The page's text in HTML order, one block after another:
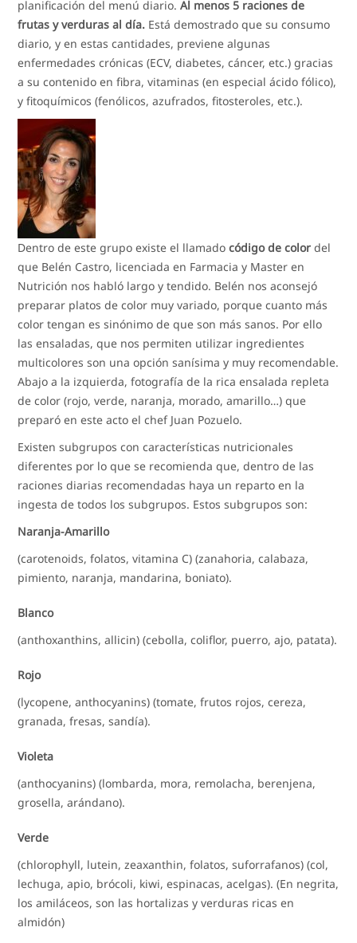
planificación del menú diario.Al menos 5 raciones de
frutas y verduras al día. Está demostrado que su consumo
diario, y en estas cantidades, previene algunas
enfermedades crónicas (ECV, diabetes, cáncer, etc.) gracias
a su contenido en fibra, vitaminas (en especial ácido fólico),
y fitoquímicos (fenólicos, azufrados, fitosteroles, etc.).
Dentro de este grupo existe el llamadocódigo de color del
que Belén Castro, licenciada en Farmacia y Master en
Nutrición nos habló largo y tendido. Belén nos aconsejó
preparar platos de color muy variado, porque cuanto más
color tengan es sinónimo de que son más sanos. Por ello
las ensaladas, que nos permiten utilizar ingredientes
multicolores son una opción sanísima y muy recomendable.
Abajo a la izquierda, fotografía de la rica ensalada repleta
de color (rojo, verde, naranja, morado, amarillo…) que
preparó en este acto el chef Juan Pozuelo.
Existen subgrupos con características nutricionales
diferentes por lo que se recomienda que, dentro de las
raciones diarias recomendadas haya un reparto en la
ingesta de todos los subgrupos. Estos subgrupos son:
Naranja-Amarillo
(carotenoids, folatos, vitamina C) (zanahoria, calabaza,
pimiento, naranja, mandarina, boniato).
Blanco
(anthoxanthins, allicin) (cebolla, coliflor, puerro, ajo, patata).
Rojo
(lycopene, anthocyanins) (tomate, frutos rojos, cereza,
granada, fresas, sandía).
Violeta
(anthocyanins) (lombarda, mora, remolacha, berenjena,
grosella, arándano).
Verde
(chlorophyll, lutein, zeaxanthin, folatos, suforrafanos) (col,
lechuga, apio, brócoli, kiwi, espinacas, acelgas). (En negrita,
los amiláceos, son las hortalizas y verduras ricas en
almidón)